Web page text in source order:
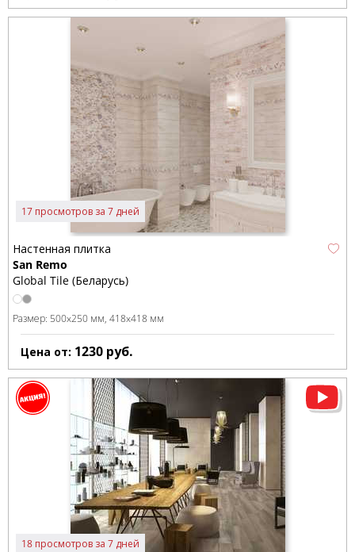
17 просмотров за 7 дней
Настенная плитка
San Remo
Global Tile (Беларусь)
Размер: 500x250 мм 418x418 мм
Цена от: 1230 руб.
18 просмотров за 7 дней